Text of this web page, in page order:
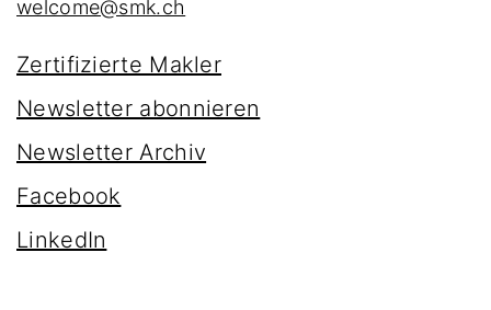
welcome@smk.ch
Zertifizierte Makler
Newsletter abonnieren
Newsletter Archiv
Facebook
LinkedIn